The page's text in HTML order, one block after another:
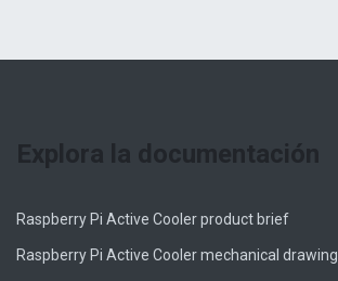
Explora la documentación
Raspberry Pi Active Cooler product brief
Raspberry Pi Active Cooler mechanical drawing